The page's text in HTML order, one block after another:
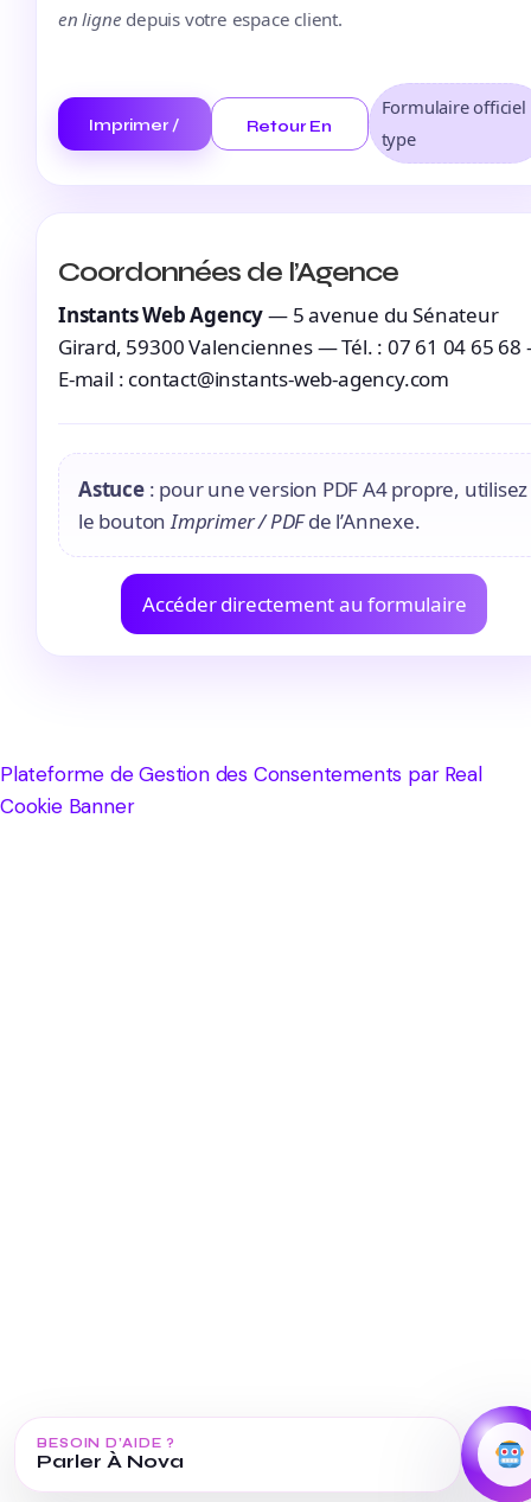
en ligne depuis votre espace client.
Imprimer / Retour En
Formulaire officiel
type
Coordonnées de l’Agence
Instants Web Agency— 5 avenue du Sénateur
Girard, 59300 Valenciennes — Tél. : 07 61 04 65
E-mail : contact@instants-web-agency.com
Astuce: pour une version PDF A4 propre, utilisez
le boutonImprimer / PDFde l’Annexe.
Accéder directement au formulaire
BESOIN D’AIDE ?
Parler À Nova
Plateforme de Gestion des Consentements par Real
Cookie Banner